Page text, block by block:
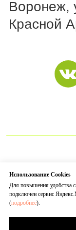
Использование Cookies
Для повышения удобства
подключен сервис
(подробнее).